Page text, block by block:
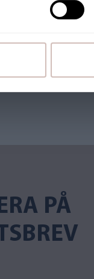
drivs av ett
av våra
PÅ